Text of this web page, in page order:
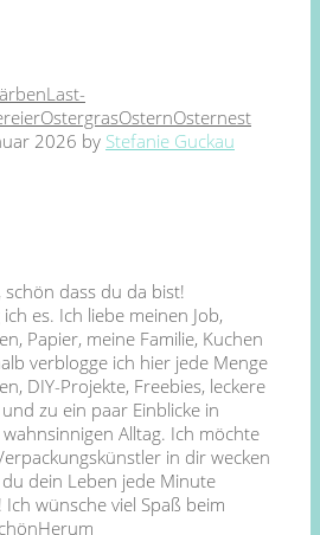
Last-
OstergrasOsternOsternest
2026 by Stefanie Guckau
schön dass du da bist!
es. Ich liebe meinen Job,
Papier, meine Familie, Kuchen
verblogge ich hier jede Menge
DIY-Projekte, Freebies, leckere
zu ein paar Einblicke in
Alltag. Ich möchte
in dir wecken
dein Leben jede Minute
wünsche viel Spaß beim